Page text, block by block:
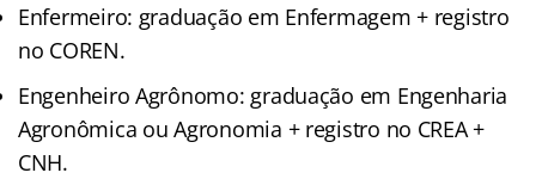
Enfermeiro: graduação em Enfermagem + registro
no COREN.
Engenheiro Agrônomo: graduação em Engenharia
Agronômica ou Agronomia + registro no CREA +
CNH.